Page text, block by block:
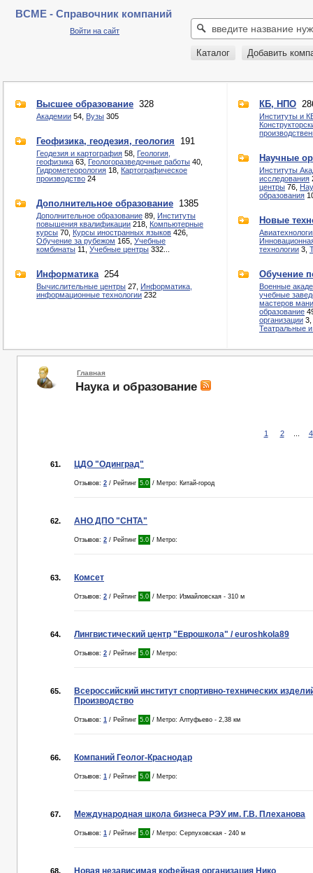
BCME - Справочник компаний
Войти на сайт
Каталог Добавить
Высшее образование 328
Академии 54, Вузы 305
Геофизика, геодезия, геология 191
Геодезия и картография 58, Геология,
геофизика 63, Геологоразведочные работы 40,
Гидрометеорология 18, Картографическое
производство 24
Дополнительное образование 1385
Дополнительное образование 89, Институты
повышения квалификации 218, Компьютерные
курсы 70, Курсы иностранных языков 426,
Обучение за рубежом 165, Учебные
комбинаты 11, Учебные центры 332...
Информатика 254
Вычислительные центры 27, Информатика,
информационные технологии 232
КБ, НПО
Институты и
Научные
Институты
исследования
центры 76,
образования
Новые
технологии 3,
Обучение
Военные
учебные
мастеров
образование
организации 3,
Театральные
Главная
Наука и образование
1 2 4
61. ЦДО "Одинград"
Отзывов: 2 / Рейтинг 5.0 / Метро: Китай-город
62. АНО ДПО "СНТА"
Отзывов: 2 / Рейтинг 5.0 / Метро:
63. Комсет
Отзывов: 2 / Рейтинг 5.0 / Метро: Измайловская - 310 м
64. Лингвистический центр "Еврошкола" / euroshkola89
Отзывов: 2 / Рейтинг 5.0 / Метро:
65.
Всероссийский институт спортивно-технических
Производство
Отзывов: 1 / Рейтинг 5.0 / Метро: Алтуфьево - 2,38 км
66. Компаний Геолог-Краснодар
Отзывов: 1 / Рейтинг 5.0 / Метро:
67. Международная школа бизнеса РЭУ им. Г.В. Плеханова
Отзывов: 1 / Рейтинг 5.0 / Метро: Серпуховская - 240 м
68. Новая независимая кофейная организация Нико